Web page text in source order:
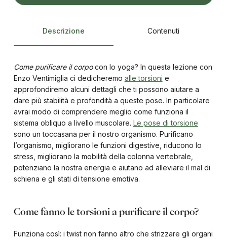
Descrizione Contenuti
Come purificare il corpocon lo yoga? In questa lezione con
Enzo Ventimiglia ci dedicheremo alle torsioni e
approfondiremo alcuni dettagli che ti possono aiutare a
dare più stabilità e profondità a queste pose. In particolare
avrai modo di comprendere meglio come funziona il
sistema obliquo a livello muscolare. Le pose di torsione
sono un toccasana per il nostro organismo. Purificano
l’organismo, migliorano le funzioni digestive, riducono lo
stress, migliorano la mobilità della colonna vertebrale,
potenziano la nostra energia e aiutano ad alleviare il mal di
schiena e gli stati di tensione emotiva.
Come fanno le torsioni a purificare il corpo?
Funziona così: i twist non fanno altro che strizzare gli organi